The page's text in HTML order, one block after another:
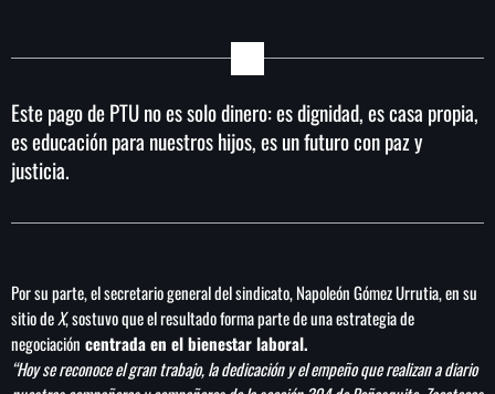
Este pago de PTU no es solo dinero: es dignidad, es casa propia,
es educación para nuestros hijos, es un futuro con paz y
justicia.
Por su parte, el secretario general del sindicato, Napoleón Gómez Urrutia, en su
sitio deX, sostuvo que el resultado forma parte de una estrategia de
negociación centrada en el bienestar laboral.
“Hoy se reconoce el gran trabajo, la dedicación y el empeño que realizan a diario